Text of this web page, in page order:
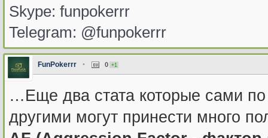
Skype: funpokerrr
Telegram: @funpokerrr
FunPokerrr • 0 +1
…Еще два стата которые сами
другими могут принести много